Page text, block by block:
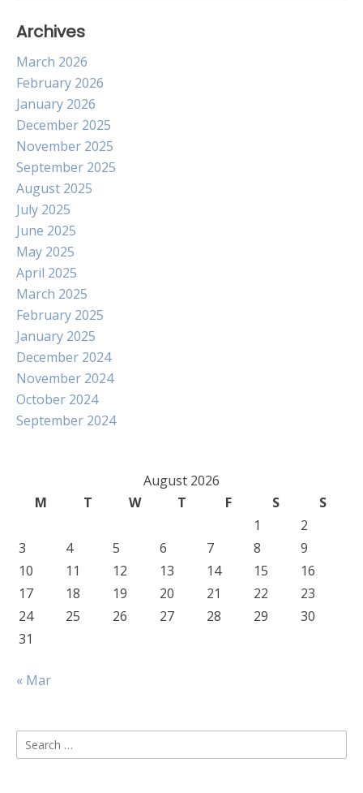
Archives
March 2026
February 2026
January 2026
December 2025
November 2025
September 2025
August 2025
July 2025
June 2025
May 2025
April 2025
March 2025
February 2025
January 2025
December 2024
November 2024
October 2024
September 2024
August 2026
M
T W T F S
S
1
2
3
4 5 6 7 8
9
10
11 12 13 14 15
16
17
18 19 20 21 22
23
24
25 26 27 28 29
30
31
« Mar
Search
for: